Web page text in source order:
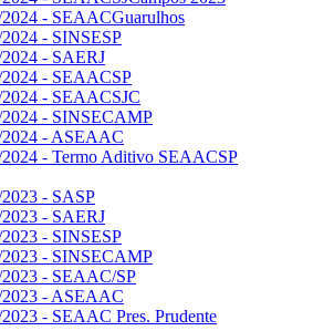
- SEAACGuarulhos
- SINSESP
- SAERJ
- SEAACSP
- SEAACSJC
- SINSECAMP
2024 - ASEAAC
2024 - Termo Aditivo SEAACSP
- SASP
- SAERJ
- SINSESP
- SINSECAMP
- SEAAC/SP
2023 - ASEAAC
- SEAAC Pres. Prudente